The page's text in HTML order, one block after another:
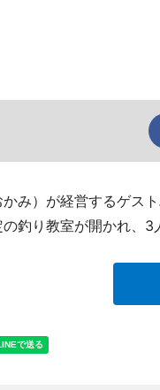
み）が経営するゲス
釣り教室が開かれ、